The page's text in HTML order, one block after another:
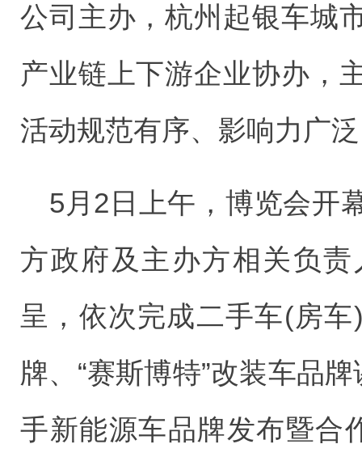
公司主办，杭州起银车城
产业链上下游企业协办，
活动规范有序、影响力广
5月2日上午，博览会开
方政府及主办方相关负
呈，依次完成二手车(房
牌、“赛斯博特”改装车品
手新能源车品牌发布暨合